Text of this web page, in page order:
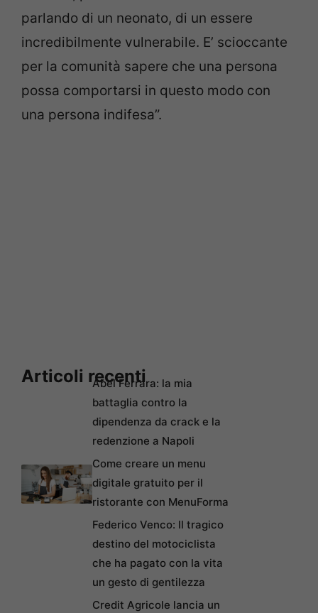
parlando di un neonato, di un essere
incredibilmente vulnerabile. E’ scioccante
per la comunità sapere che una persona
possa comportarsi in questo modo con
una persona indifesa”.
Articoli recenti
Abel Ferrara: la mia
battaglia contro la
dipendenza da crack e la
redenzione a Napoli
Come creare un menu
digitale gratuito per il
ristorante con MenuForma
Federico Venco: Il tragico
destino del motociclista
che ha pagato con la vita
un gesto di gentilezza
Credit Agricole lancia un